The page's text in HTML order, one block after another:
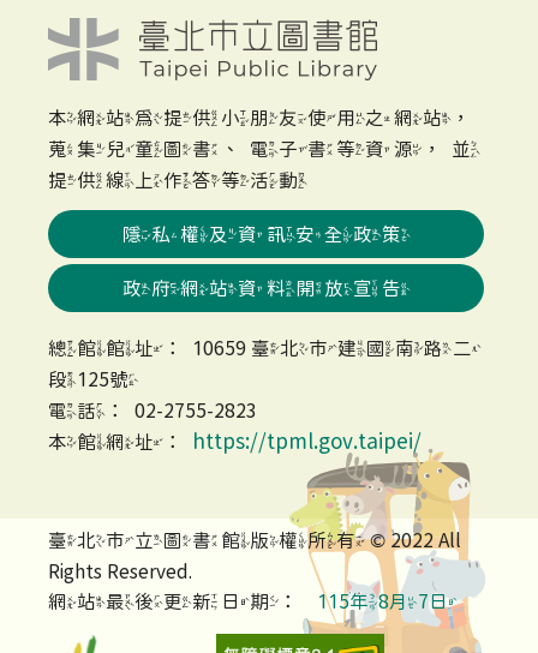
本網站為提供小朋友使用之網站，
蒐集兒童圖書、電子書等資源，並
提供線上作答等活動
隱私權及資訊安全政策
政府網站資料開放宣告
總館館址：10659 臺北市建國南路二
段125號
電話：02-2755-2823
本館網址：
https://tpml.gov.taipei/
臺北市立圖書館版權所有 © 2022 All
Rights Reserved.
網站最後更新日期：
115年8月7日